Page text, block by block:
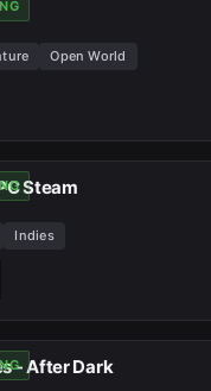
Open World
Steam
Indies
- After Dark